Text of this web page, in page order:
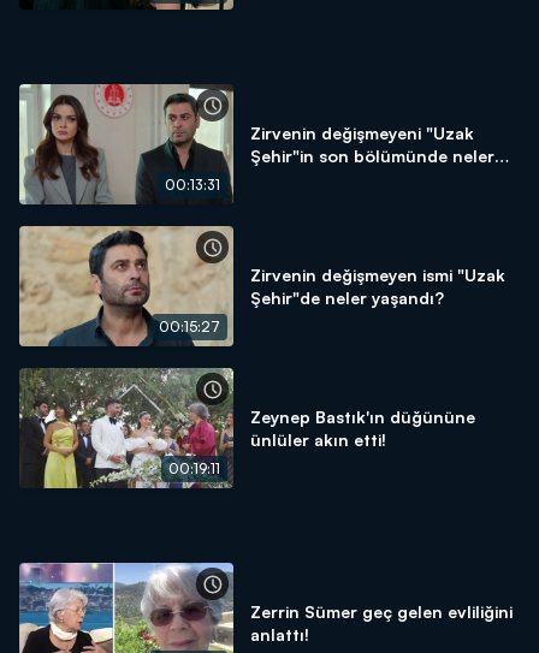
00:13:31
Zirvenin değişmeyeni "Uzak
Şehir"in son bölümünde neler
00:15:27
Zirvenin değişmeyen ismi "Uzak
Şehir"de neler yaşandı?
00:19:11
Zeynep Bastık'ın düğününe
ünlüler akın etti!
Zerrin Sümer geç gelen evliliğini
anlattı!